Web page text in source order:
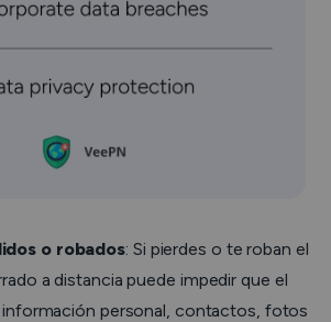
o robados: Si pierdes o te roban el
a distancia puede impedir que el
información personal, contactos, fotos